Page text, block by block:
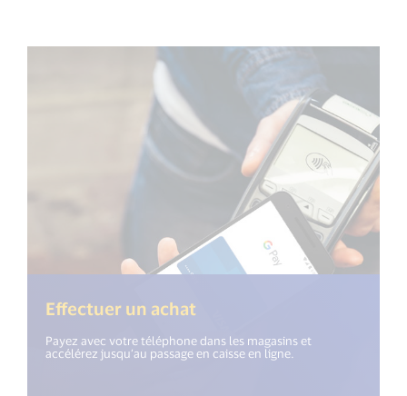
Effectuer un achat
Payez avec votre téléphone dans les magasins et
accélérez jusqu’au passage en caisse en ligne.